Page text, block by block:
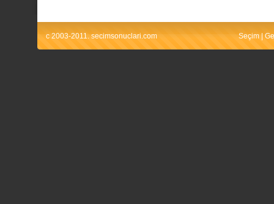
c 2003-2011. secimsonuclari.com Seçim